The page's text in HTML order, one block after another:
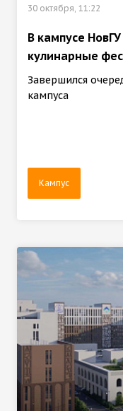
30 октября, 11:22
В кампусе
кулинарные
Завершился
кампуса
Кампус